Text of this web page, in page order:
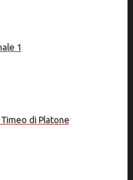
1
di Platone